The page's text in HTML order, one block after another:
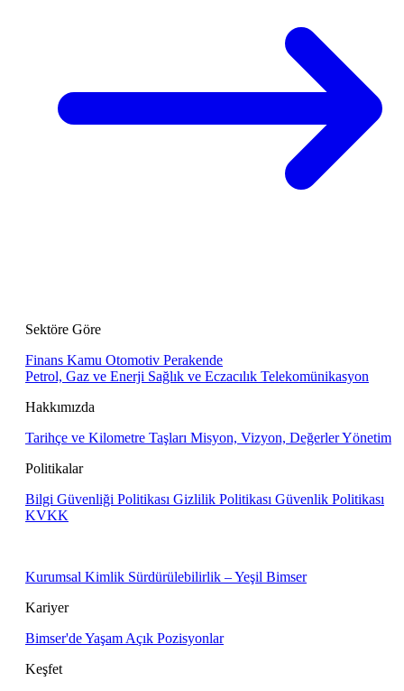
Sektöre Göre
Finans Kamu Otomotiv Perakende
Petrol, Gaz ve Enerji Sağlık ve Eczacılık Telekomünikasyon
Hakkımızda
Tarihçe ve Kilometre Taşları Misyon, Vizyon, DeğerlerYönetim
Politikalar
Bilgi Güvenliği Politikası Gizlilik Politikası Güvenlik Politikası
KVKK
Kurumsal Kimlik Sürdürülebilirlik – Yeşil Bimser
Kariyer
Bimser'de Yaşam Açık Pozisyonlar
Keşfet